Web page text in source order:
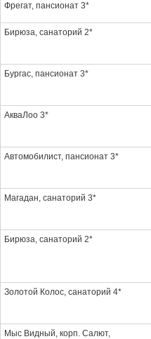
Фрегат, пансионат 3*
Бирюза, санаторий 2*
Бургас, пансионат 3*
АкваЛоо 3*
Автомобилист, пансионат 3*
Магадан, санаторий 3*
Бирюза, санаторий 2*
Золотой Колос, санаторий 4*
Мыс Видный, корп. Салют,